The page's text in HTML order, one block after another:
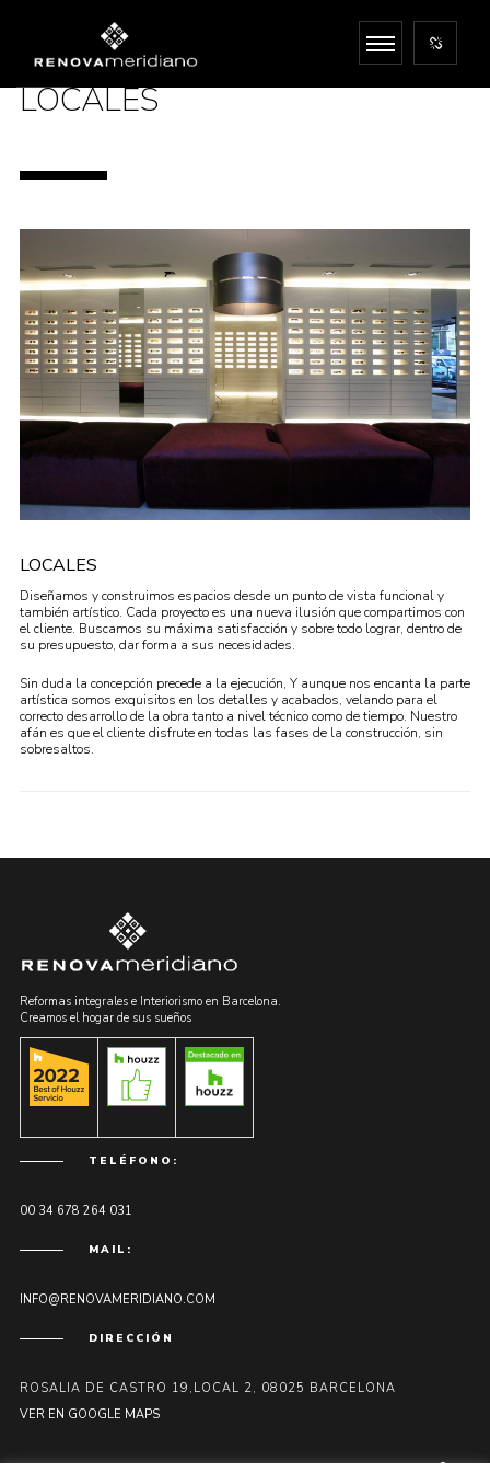
LOCALES
LOCALES
Diseñamos y construimos espacios desde un punto de vista funcional y
también artístico. Cada proyecto es una nueva ilusión que compartimos con
el cliente. Buscamos su máxima satisfacción y sobre todo lograr, dentro de
su presupuesto, dar forma a sus necesidades.
Sin duda la concepción precede a la ejecución, Y aunque nos encanta la parte
artística somos exquisitos en los detalles y acabados, velando para el
correcto desarrollo de la obra tanto a nivel técnico como de tiempo. Nuestro
afán es que el cliente disfrute en todas las fases de la construcción, sin
sobresaltos.
Reformas integrales e Interiorismo en Barcelona.
Creamos el hogar de sus sueños
TELÉFONO:
00 34 678 264 031
MAIL:
INFO@RENOVAMERIDIANO.COM
DIRECCIÓN
ROSALIA DE CASTRO 19,LOCAL 2, 08025 BARCELONA
VER EN GOOGLE MAPS